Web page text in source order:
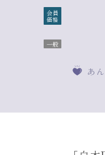
会員
価格
一般
あ